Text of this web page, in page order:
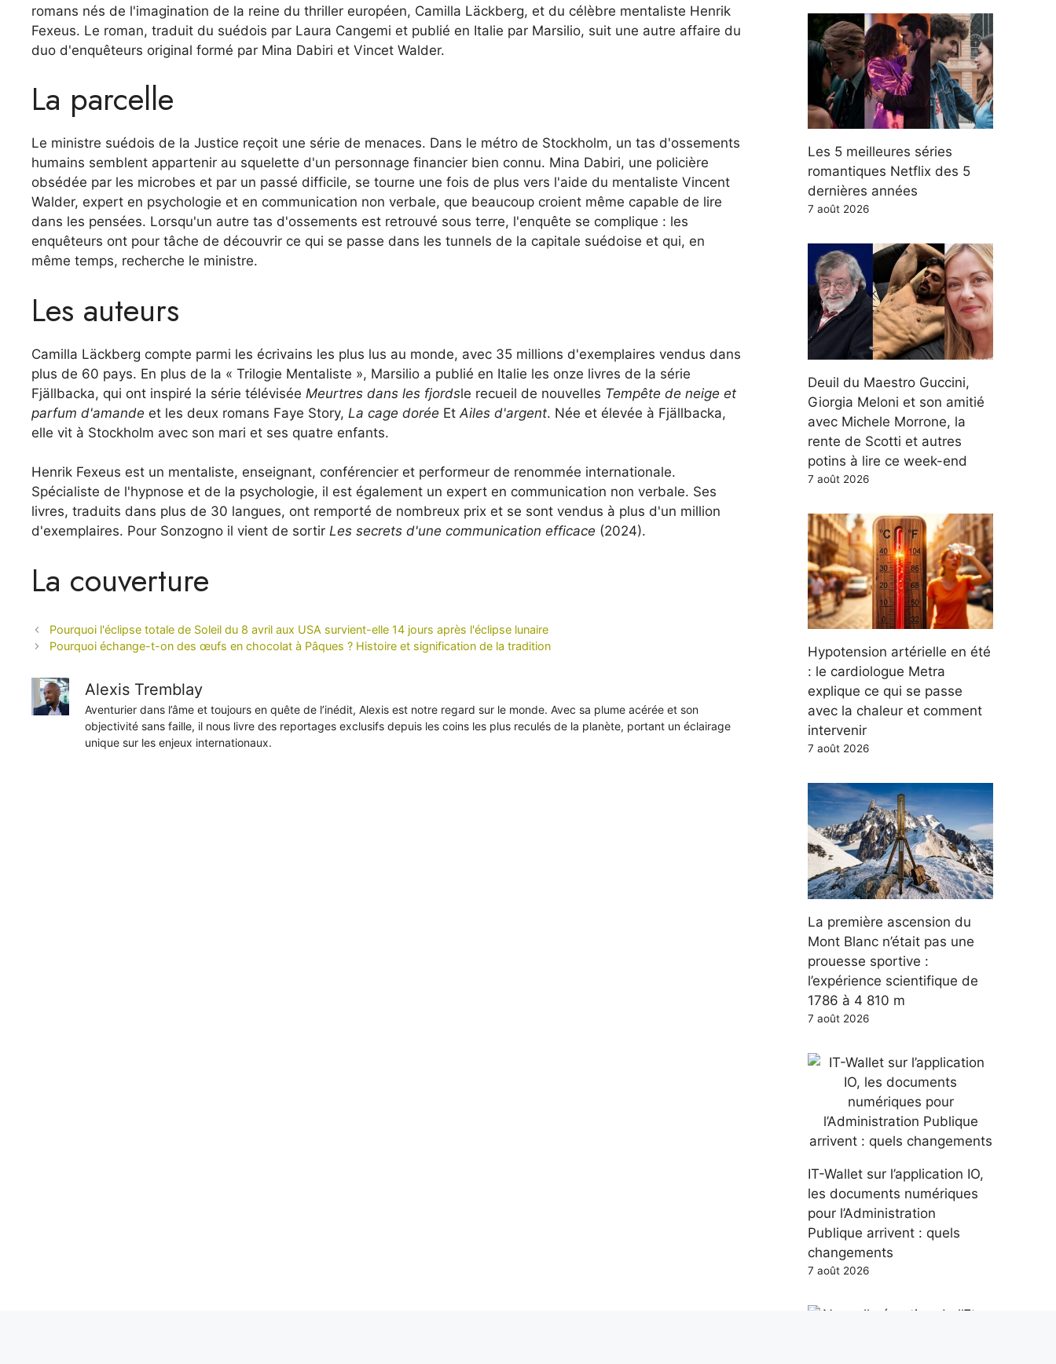
romans nés de l'imagination de la reine du thriller européen, Camilla Läckberg, et du célèbre mentaliste Henrik
Fexeus. Le roman, traduit du suédois par Laura Cangemi et publié en Italie par Marsilio, suit une autre affaire du
duo d'enquêteurs original formé par Mina Dabiri et Vincet Walder.
La parcelle
Le ministre suédois de la Justice reçoit une série de menaces. Dans le métro de Stockholm, un tas d'ossements
humains semblent appartenir au squelette d'un personnage financier bien connu. Mina Dabiri, une policière
obsédée par les microbes et par un passé difficile, se tourne une fois de plus vers l'aide du mentaliste Vincent
Walder, expert en psychologie et en communication non verbale, que beaucoup croient même capable de lire
dans les pensées. Lorsqu'un autre tas d'ossements est retrouvé sous terre, l'enquête se complique : les
enquêteurs ont pour tâche de découvrir ce qui se passe dans les tunnels de la capitale suédoise et qui, en
même temps, recherche le ministre.
Les auteurs
Camilla Läckberg compte parmi les écrivains les plus lus au monde, avec 35 millions d'exemplaires vendus dans
plus de 60 pays. En plus de la « Trilogie Mentaliste », Marsilio a publié en Italie les onze livres de la série
Fjällbacka, qui ont inspiré la série télévisée Meurtres dans les fjordsle recueil de nouvelles Tempête de neige et
parfum d'amande et les deux romans Faye Story, La cage dorée Et Ailes d'argent. Née et élevée à Fjällbacka,
elle vit à Stockholm avec son mari et ses quatre enfants.
Henrik Fexeus est un mentaliste, enseignant, conférencier et performeur de renommée internationale.
Spécialiste de l'hypnose et de la psychologie, il est également un expert en communication non verbale. Ses
livres, traduits dans plus de 30 langues, ont remporté de nombreux prix et se sont vendus à plus d'un million
d'exemplaires. Pour Sonzogno il vient de sortir Les secrets d'une communication efficace (2024).
La couverture
Pourquoi l'éclipse totale de Soleil du 8 avril aux USA survient-elle 14 jours après l'éclipse lunaire
Pourquoi échange-t-on des œufs en chocolat à Pâques ? Histoire et signification de la tradition
Alexis Tremblay
Aventurier dans l’âme et toujours en quête de l’inédit, Alexis est notre regard sur le monde. Avec sa plume acérée et son
objectivité sans faille, il nous livre des reportages exclusifs depuis les coins les plus reculés de la planète, portant un éclairage
unique sur les enjeux internationaux.
Les 5 meilleures séries
romantiques Netflix des 5
dernières années
7 août 2026
Deuil du Maestro Guccini,
Giorgia Meloni et son amitié
avec Michele Morrone, la
rente de Scotti et autres
potins à lire ce week-end
7 août 2026
Hypotension artérielle en été
: le cardiologue Metra
explique ce qui se passe
avec la chaleur et comment
intervenir
7 août 2026
La première ascension du
Mont Blanc n’était pas une
prouesse sportive :
l’expérience scientifique de
1786 à 4 810 m
7 août 2026
IT-Wallet sur l’application IO,
les documents numériques
pour l’Administration
Publique arrivent : quels
changements
7 août 2026